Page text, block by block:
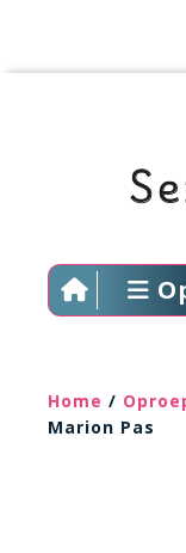
Home /
Marion Pas